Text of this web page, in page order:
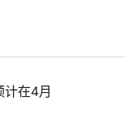
在4月